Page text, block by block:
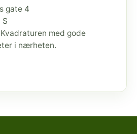
gate 4
S
med gode
i nærheten.